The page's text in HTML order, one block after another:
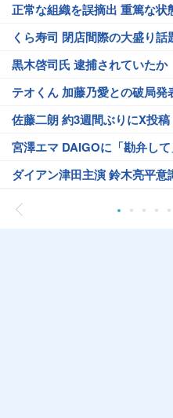
正常な組織を誤摘出 重篤な状
くら寿司 閉店間際の大盛り話
黒木啓司氏 逮捕されていたか
テオくん 加藤乃愛との破局発
佐藤二朗 約3週間ぶりにX投稿
宮澤エマ DAIGOに「勘弁して
ダイアン津田主演 鈴木亮平意